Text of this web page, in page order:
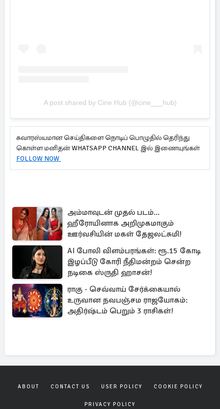
AI போலி விளம்பரங்கள்: ரூ.15 கோடி
இழப்பீடு கோரி நீதிமன்றம் சென்ற
நடிகை ஸ்ருதி ஹாசன்!
ராகு - செவ்வாய் சேர்க்கையால்
அதிர்ஷ்டம் பெறும் 3 ராசிகள்!
PRIVACY POLICY
Copyrights © 2026Manithan. All rights reserved.